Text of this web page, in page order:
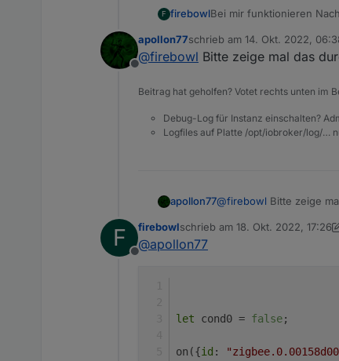
F firebowlBei mir funktionieren
Beim Speicher und
Offline
apollon77schrieb am 14. Okt. 2022,
zuletzt editiert von
@firebowl Bitte zeige mal das
Beitrag hat geholfen? Votet rechts unten im
Debug-Log für Instanz einschalten?
Logfiles auf Platte /opt/iobroker/log/…
apollon77@firebowl Bitte zeige
F
Offline
firebowlschrieb am 18. Okt. 2022, 17:26
zuletzt editiert von firebowl
@apollon77
let cond0 = false;
on({id :